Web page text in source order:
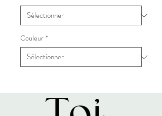
Couleur *